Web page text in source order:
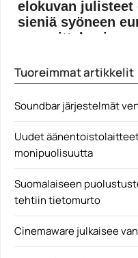
elokuvan julisteet
sieniä syöneen
suunnittelemia
ensi-iltapäivä on...
Tuoreimmat artikkelit
Soundbar järjestelmät
Uudet
monipuolisuutta
Suomalaiseen
tehtiin tietomurto
Cinemaware julkaisee